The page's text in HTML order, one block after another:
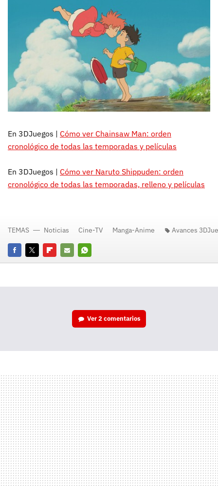
En 3DJuegos | Cómo ver Chainsaw Man: orden
cronológico de todas las temporadas y películas
En 3DJuegos | Cómo ver Naruto Shippuden: orden
cronológico de todas las temporadas, relleno y películas
FacebookTwitterFlipboard
E-
Whatsapp
TEMAS Noticias Cine-TV Manga-Anime Avances
Ver2 comentarios